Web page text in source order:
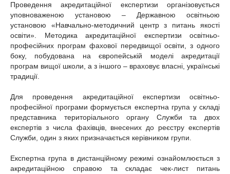
Проведення акредитаційної експертизи організовується
уповноваженою установою – Державною освітньою
установою «Навчально-методичний центр з питань якості
освіти». Методика акредитаційної експертизи освітньо-
професійних програм фахової передвищої освіти, з одного
боку, побудована на європейській моделі акредитації
програм вищої школи, а з іншого – враховує власні, українські
традиції.
Для проведення акредитаційної експертизи освітньо-
професійної програми формується експертна група у складі
представника територіального органу Служби та двох
експертів з числа фахівців, внесених до реєстру експертів
Служби, один з яких призначається керівником групи.
Експертна група в дистанційному режимі ознайомлюється з
акредитаційною справою та складає чек-лист питань